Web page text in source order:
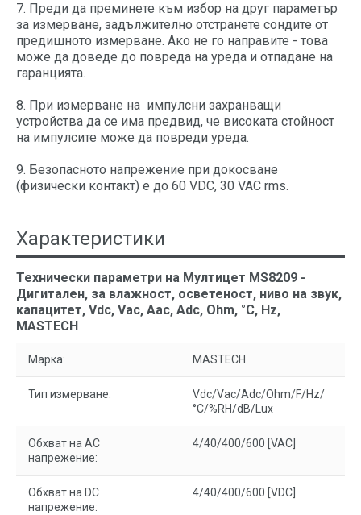
7. Преди да преминете към избор на друг параметър
за измерване, задължително отстранете сондите от
предишното измерване. Ако не го направите - това
може да доведе до повреда на уреда и отпадане на
гаранцията.
8. При измерване на импулсни захранващи
устройства да се има предвид, че високата стойност
на импулсите може да повреди уреда.
9. Безопасното напрежение при докосване
(физически контакт) е до 60 VDC, 30 VAC rms.
Характеристики
Технически параметри на Мултицет MS8209 -
Дигитален, за влажност, осветеност, ниво на звук,
капацитет, Vdc, Vac, Aac, Adc, Ohm, °C, Hz,
MASTECH
Марка: MASTECH
Тип измерване:
Vdc/Vac/Adc/Ohm/F/Hz/
°C/%RH/dB/Lux
Обхват на AC
напрежение:
4/40/400/600 [VAC]
Обхват на DC
напрежение:
4/40/400/600 [VDC]